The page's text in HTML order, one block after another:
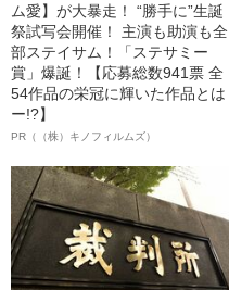
ム愛】が大暴走！ “勝手に”生誕
祭試写会開催！ 主演も助演も全
部ステイサム！「ステサミー
賞」爆誕！【応募総数941票 全
54作品の栄冠に輝いた作品とは
ー!?】
PR（（株）キノフィルムズ）